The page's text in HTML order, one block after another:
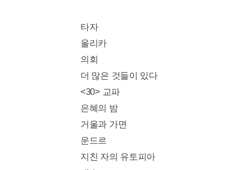
타자
울리카
의회
더 많은 것들이 있다
<30> 교파
은혜의 밤
거울과 가면
운드르
지친 자의 유토피아